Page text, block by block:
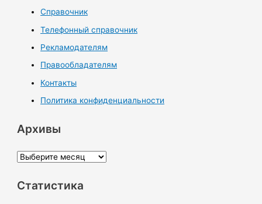
Справочник
Телефонный справочник
Рекламодателям
Правообладателям
Контакты
Политика конфиденциальности
Архивы
А
х
Статистика